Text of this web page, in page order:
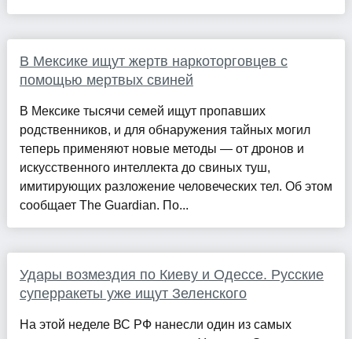
В Мексике ищут жертв наркоторговцев с
помощью мертвых свиней
В Мексике тысячи семей ищут пропавших
родственников, и для обнаружения тайных могил
теперь применяют новые методы — от дронов и
искусственного интеллекта до свиных туш,
имитирующих разложение человеческих тел. Об этом
сообщает The Guardian. По...
Удары возмездия по Киеву и Одессе. Русские
суперракеты уже ищут Зеленского
На этой неделе ВС РФ нанесли один из самых